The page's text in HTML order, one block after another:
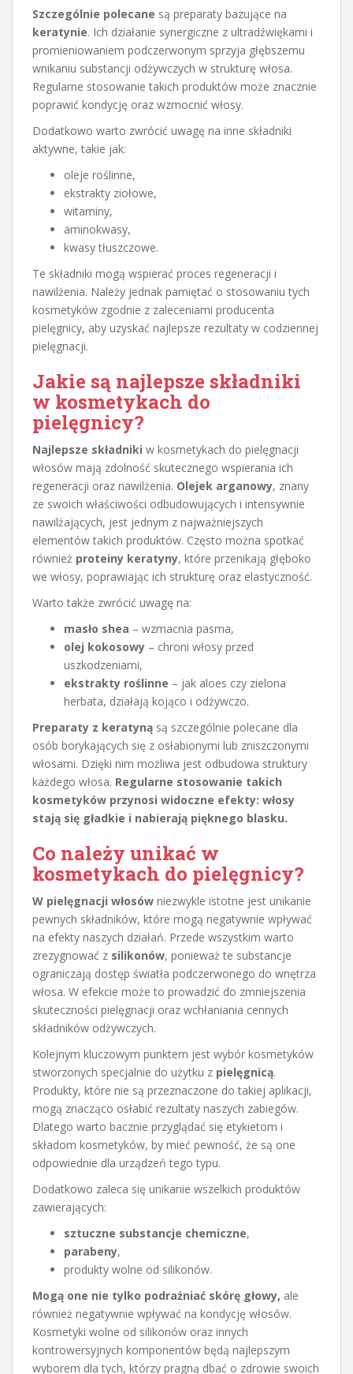
Szczególnie polecane są preparaty bazujące na
keratynie. Ich działanie synergiczne z ultradźwiękami i
promieniowaniem podczerwonym sprzyja głębszemu
wnikaniu substancji odżywczych w strukturę włosa.
Regularne stosowanie takich produktów może znacznie
poprawić kondycję oraz wzmocnić włosy.
Dodatkowo warto zwrócić uwagę na inne składniki
aktywne, takie jak:
oleje roślinne,
ekstrakty ziołowe,
witaminy,
aminokwasy,
kwasy tłuszczowe.
Te składniki mogą wspierać proces regeneracji i
nawilżenia. Należy jednak pamiętać o stosowaniu tych
kosmetyków zgodnie z zaleceniami producenta
pielęgnicy, aby uzyskać najlepsze rezultaty w codziennej
pielęgnacji.
Jakie są najlepsze składniki
w kosmetykach do
pielęgnicy?
Najlepsze składniki w kosmetykach do pielęgnacji
włosów mają zdolność skutecznego wspierania ich
regeneracji oraz nawilżenia. Olejek arganowy, znany
ze swoich właściwości odbudowujących i intensywnie
nawilżających, jest jednym z najważniejszych
elementów takich produktów. Często można spotkać
również proteiny keratyny, które przenikają głęboko
we włosy, poprawiając ich strukturę oraz elastyczność.
Warto także zwrócić uwagę na:
masło shea – wzmacnia pasma,
olej kokosowy – chroni włosy przed
uszkodzeniami,
ekstrakty roślinne – jak aloes czy zielona
herbata, działają kojąco i odżywczo.
Preparaty z keratyną są szczególnie polecane dla
osób borykających się z osłabionymi lub zniszczonymi
włosami. Dzięki nim możliwa jest odbudowa struktury
każdego włosa. Regularne stosowanie takich
kosmetyków przynosi widoczne efekty: włosy
stają się gładkie i nabierają pięknego blasku.
Co należy unikać w
kosmetykach do pielęgnicy?
W pielęgnacji włosów niezwykle istotne jest unikanie
pewnych składników, które mogą negatywnie wpływać
na efekty naszych działań. Przede wszystkim warto
zrezygnować z silikonów, ponieważ te substancje
ograniczają dostęp światła podczerwonego do wnętrza
włosa. W efekcie może to prowadzić do zmniejszenia
skuteczności pielęgnacji oraz wchłaniania cennych
składników odżywczych.
Kolejnym kluczowym punktem jest wybór kosmetyków
stworzonych specjalnie do użytku z pielęgnicą.
Produkty, które nie są przeznaczone do takiej aplikacji,
mogą znacząco osłabić rezultaty naszych zabiegów.
Dlatego warto bacznie przyglądać się etykietom i
składom kosmetyków, by mieć pewność, że są one
odpowiednie dla urządzeń tego typu.
Dodatkowo zaleca się unikanie wszelkich produktów
zawierających:
sztuczne substancje chemiczne,
parabeny,
produkty wolne od silikonów.
Mogą one nie tylko podrażniać skórę głowy, ale
również negatywnie wpływać na kondycję włosów.
Kosmetyki wolne od silikonów oraz innych
kontrowersyjnych komponentów będą najlepszym
wyborem dla tych, którzy pragną dbać o zdrowie swoich